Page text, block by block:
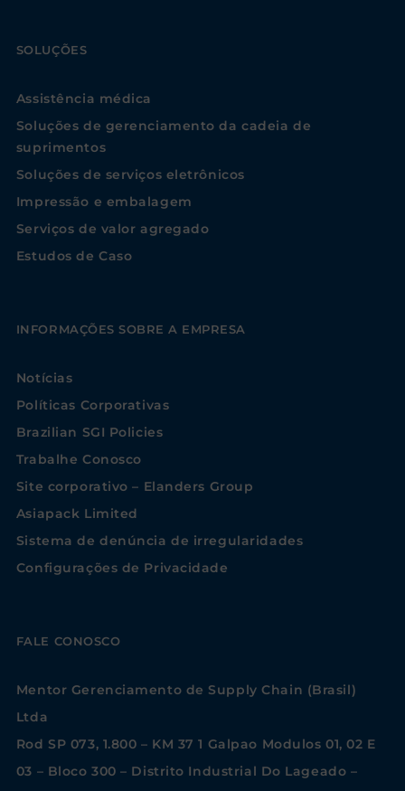
SOLUÇÕES
Assistência médica
Soluções de gerenciamento da cadeia de
suprimentos
Soluções de serviços eletrônicos
Impressão e embalagem
Serviços de valor agregado
Estudos de Caso
INFORMAÇÕES SOBRE A EMPRESA
Notícias
Políticas Corporativas
Brazilian SGI Policies
Trabalhe Conosco
Site corporativo – Elanders Group
Asiapack Limited
Sistema de denúncia de irregularidades
Configurações de Privacidade
FALE CONOSCO
Mentor Gerenciamento de Supply Chain (Brasil)
Ltda
Rod SP 073, 1.800 – KM 37 1 Galpao Modulos 01, 02 E
03 – Bloco 300 – Distrito Industrial Do Lageado –